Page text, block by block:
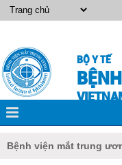
BỘ Y TẾ
Bệnh viện mắt trung